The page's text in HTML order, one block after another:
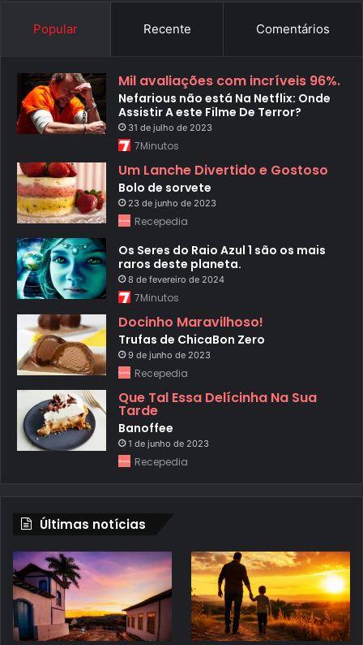
Popular Recente Comentários
Mil avaliações com incríveis 96%.
Nefarious não está Na Netflix: Onde
Assistir A este Filme De Terror?
31 de julho de 2023
7Minutos
Um Lanche Divertido e Gostoso
Bolo de sorvete
23 de junho de 2023
Recepedia
Os Seres do Raio Azul 1 são os mais
raros deste planeta.
8 de fevereiro de 2024
7Minutos
Docinho Maravilhoso!
Trufas de ChicaBon Zero
9 de junho de 2023
Recepedia
Que Tal Essa Delícinha Na Sua
Tarde
Banoffee
1 de junho de 2023
Recepedia
Últimas notícias